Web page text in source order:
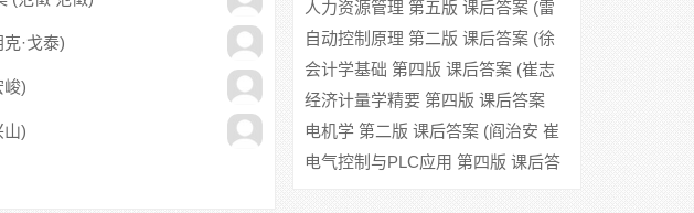
·戈泰)
峻)
山)
(丁阳)
人力资源管理 第五版 课后答案 (雷
蒙德A诺伊 约翰R霍伦贝克 巴里哈格
特 帕特里克M赖特)
自动控制原理 第二版 课后答案 (徐
国凯)
会计学基础 第四版 课后答案 (崔志
敏 陈爱玲)
经济计量学精要 第四版 课后答案
(达莫达尔N.古扎拉蒂)
电机学 第二版 课后答案 (阎治安 崔
新艺)
电气控制与PLC应用 第四版 课后答